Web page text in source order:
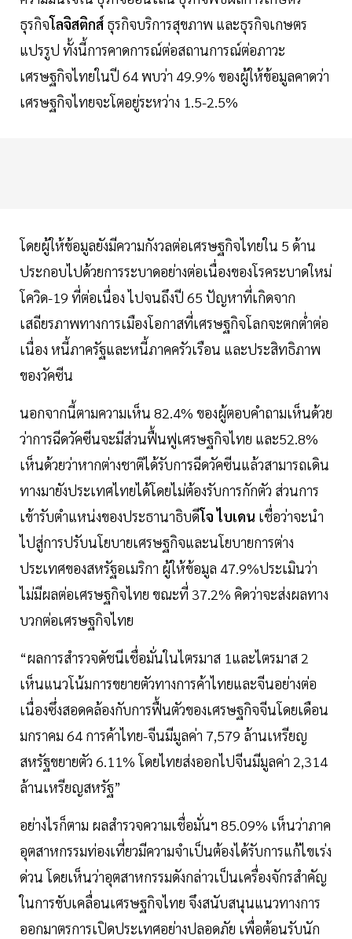
ธุรกิจโลจิสติกส์ ธุรกิจบริการสุขภาพ และธุรกิจเกษตร
แปรรูป ทั้งนี้การคาดการณ์ต่อสถานการณ์ต่อภาวะ
เศรษฐกิจไทยในปี 64 พบว่า 49.9% ของผู้ให้ข้อมูลคาดว่า
เศรษฐกิจไทยจะโตอยู่ระหว่าง 1.5-2.5%
โดยผู้ให้ข้อมูลยังมีความกังวลต่อเศรษฐกิจไทยใน 5 ด้าน
ประกอบไปด้วยการระบาดอย่างต่อเนื่องของโรคระบาดใหม่
โควิด-19 ที่ต่อเนื่อง ไปจนถึงปี 65 ปัญหาที่เกิดจาก
เสถียรภาพทางการเมืองโอกาสที่เศรษฐกิจโลกจะตกต่ำต่อ
เนื่อง หนี้ภาครัฐและหนี้ภาคครัวเรือน และประสิทธิภาพ
ของวัคซีน
นอกจากนี้ตามความเห็น 82.4% ของผู้ตอบคำถามเห็นด้วย
ว่าการฉีดวัคซีนจะมีส่วนฟื้นฟูเศรษฐกิจไทย และ52.8%
เห็นด้วยว่าหากต่างชาติได้รับการฉีดวัคซีนแล้วสามารถเดิน
ทางมายังประเทศไทยได้โดยไม่ต้องรับการกักตัว ส่วนการ
เข้ารับตำแหน่งของประธานาธิบดีโจ ไบเดน เชื่อว่าจะนำ
ไปสู่การปรับนโยบายเศรษฐกิจและนโยบายการต่าง
ประเทศของสหรัฐอเมริกา ผู้ให้ข้อมูล 47.9%ประเมินว่า
ไม่มีผลต่อเศรษฐกิจไทย ขณะที่ 37.2% คิดว่าจะส่งผลทาง
บวกต่อเศรษฐกิจไทย
​“ผลการสำรวจดัชนีเชื่อมั่นในไตรมาส 1และไตรมาส 2
เห็นแนวโน้มการขยายตัวทางการค้าไทยและจีนอย่างต่อ
เนื่องซึ่งสอดคล้องกับการฟื้นตัวของเศรษฐกิจจีนโดยเดือน
มกราคม 64 การค้าไทย-จีนมีมูลค่า 7,579 ล้านเหรียญ
สหรัฐขยายตัว 6.11% โดยไทยส่งออกไปจีนมีมูลค่า 2,314
ล้านเหรียญสหรัฐ”
​อย่างไรก็ตาม ผลสำรวจความเชื่อมั่นฯ 85.09% เห็นว่าภาค
อุตสาหกรรมท่องเที่ยวมีความจำเป็นต้องได้รับการแก้ไขเร่ง
ด่วน โดยเห็นว่าอุตสาหกรรมดังกล่าวเป็นเครื่องจักรสำคัญ
ในการขับเคลื่อนเศรษฐกิจไทย จึงสนับสนุนแนวทางการ
ออกมาตรการเปิดประเทศอย่างปลอดภัย เพื่อต้อนรับนัก